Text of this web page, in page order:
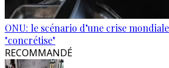
ONU: le scénario d’une crise
"concrétise"
RECOMMANDÉ